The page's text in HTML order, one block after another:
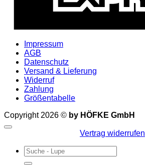
Impressum
AGB
Datenschutz
Versand & Lieferung
Widerruf
Zahlung
Größentabelle
Copyright 2026 © by HÖFKE GmbH
Vertrag widerrufen
Suchen
nach: